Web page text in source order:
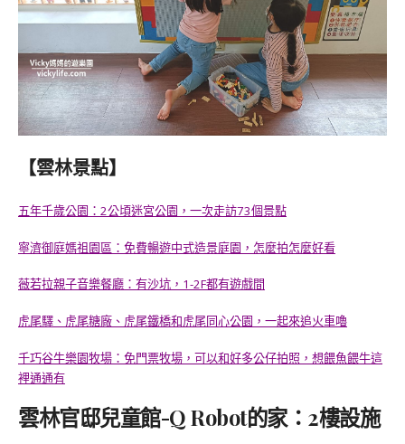
【雲林景點】
五年千歲公園：2公頃迷宮公園，一次走訪73個景點
寧濟御庭媽祖園區：免費暢遊中式造景庭園，怎麼拍怎麼好看
薇若拉親子音樂餐廳：有沙坑，1-2F都有遊戲間
虎尾驛、虎尾糖廠、虎尾鐵橋和虎尾同心公園，一起來追火車嚕
千巧谷牛樂園牧場：免門票牧場，可以和好多公仔拍照，想餵魚餵牛這
裡通通有
雲林官邸兒童館-Q Robot的家：2樓設施